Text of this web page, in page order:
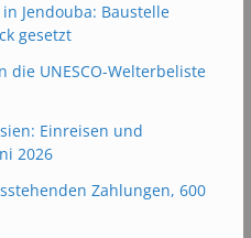
Jendouba: Baustelle
gesetzt
die UNESCO-Welterbeliste
Einreisen und
2026
Zahlungen, 600